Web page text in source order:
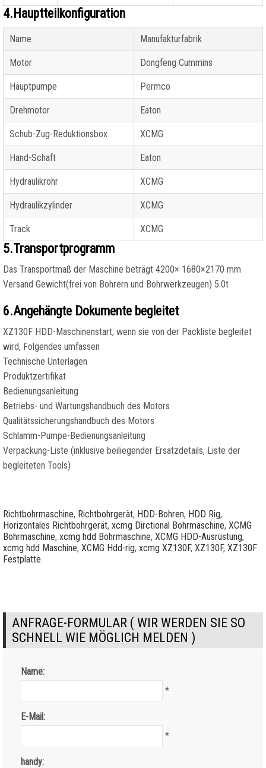
4.Hauptteilkonfiguration
Name Manufakturfabrik
Motor Dongfeng Cummins
Hauptpumpe Permco
Drehmotor Eaton
Schub-Zug-Reduktionsbox XCMG
Hand-Schaft Eaton
Hydraulikrohr XCMG
Hydraulikzylinder XCMG
Track XCMG
5.Transportprogramm
Das Transportmaß der Maschine beträgt 4200× 1680×2170 mm
Versand Gewicht(frei von Bohrern und Bohrwerkzeugen) 5.0t
6.Angehängte Dokumente begleitet
XZ130F HDD-Maschinenstart, wenn sie von der Packliste begleitet
wird, Folgendes umfassen
Technische Unterlagen
Produktzertifikat
Bedienungsanleitung
Betriebs- und Wartungshandbuch des Motors
Qualitätssicherungshandbuch des Motors
Schlamm-Pumpe-Bedienungsanleitung
Verpackung-Liste (inklusive beiliegender Ersatzdetails, Liste der
begleiteten Tools)
Richtbohrmaschine, Richtbohrgerät, HDD-Bohren, HDD Rig,
Horizontales Richtbohrgerät, xcmg Dirctional Bohrmaschine, XCMG
Bohrmaschine, xcmg hdd Bohrmaschine, XCMG HDD-Ausrüstung,
xcmg hdd Maschine, XCMG Hdd-rig, xcmg XZ130F, XZ130F, XZ130F
Festplatte
ANFRAGE-FORMULAR ( WIR WERDEN SIE SO
SCHNELL WIE MÖGLICH MELDEN )
Name:
*
E-Mail:
*
handy: